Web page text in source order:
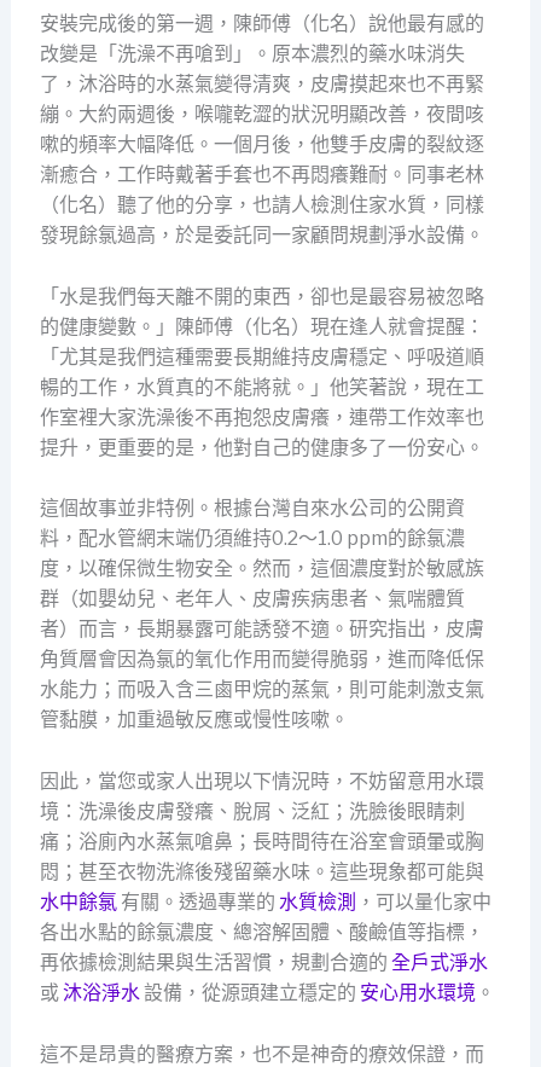
安裝完成後的第一週，陳師傅（化名）說他最有感的
改變是「洗澡不再嗆到」。原本濃烈的藥水味消失
了，沐浴時的水蒸氣變得清爽，皮膚摸起來也不再緊
繃。大約兩週後，喉嚨乾澀的狀況明顯改善，夜間咳
嗽的頻率大幅降低。一個月後，他雙手皮膚的裂紋逐
漸癒合，工作時戴著手套也不再悶癢難耐。同事老林
（化名）聽了他的分享，也請人檢測住家水質，同樣
發現餘氯過高，於是委託同一家顧問規劃淨水設備。
「水是我們每天離不開的東西，卻也是最容易被忽略
的健康變數。」陳師傅（化名）現在逢人就會提醒：
「尤其是我們這種需要長期維持皮膚穩定、呼吸道順
暢的工作，水質真的不能將就。」他笑著說，現在工
作室裡大家洗澡後不再抱怨皮膚癢，連帶工作效率也
提升，更重要的是，他對自己的健康多了一份安心。
這個故事並非特例。根據台灣自來水公司的公開資
料，配水管網末端仍須維持0.2～1.0 ppm的餘氯濃
度，以確保微生物安全。然而，這個濃度對於敏感族
群（如嬰幼兒、老年人、皮膚疾病患者、氣喘體質
者）而言，長期暴露可能誘發不適。研究指出，皮膚
角質層會因為氯的氧化作用而變得脆弱，進而降低保
水能力；而吸入含三鹵甲烷的蒸氣，則可能刺激支氣
管黏膜，加重過敏反應或慢性咳嗽。
因此，當您或家人出現以下情況時，不妨留意用水環
境：洗澡後皮膚發癢、脫屑、泛紅；洗臉後眼睛刺
痛；浴廁內水蒸氣嗆鼻；長時間待在浴室會頭暈或胸
悶；甚至衣物洗滌後殘留藥水味。這些現象都可能與
水中餘氯有關。透過專業的 水質檢測 ，可以量化家中
各出水點的餘氯濃度、總溶解固體、酸鹼值等指標，
再依據檢測結果與生活習慣，規劃合適的 全戶式淨水
或沐浴淨水設備，從源頭建立穩定的 安心用水環境。
這不是昂貴的醫療方案，也不是神奇的療效保證，而